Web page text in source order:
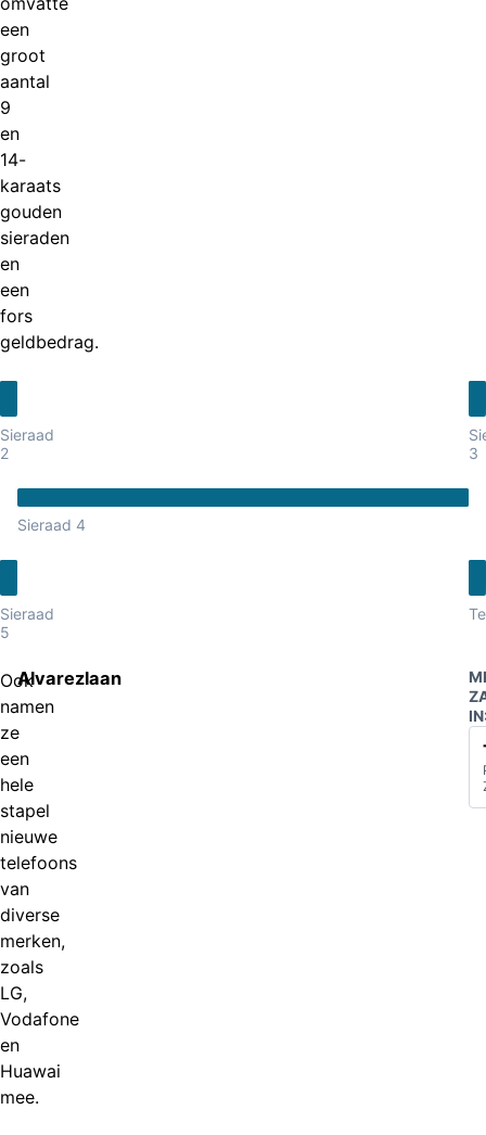
een
groot
aantal
9
en
14-
karaats
gouden
sieraden
en
een
fors
geldbedrag.
Sieraad
2
3
Sieraad 4
Sieraad
5
Ook
namen
ze
een
hele
stapel
nieuwe
telefoons
van
diverse
merken,
zoals
LG,
Vodafone
en
Huawai
mee.
Alvarezlaan